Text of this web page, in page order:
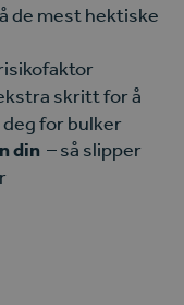
de mest hektiske
skritt for å
for bulker
din – så slipper